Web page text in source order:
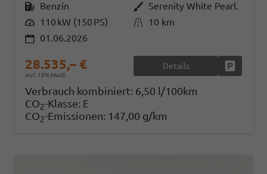
Kraftstoff Benzin AußenfarbeSerenity White Pearl.
Leistung 110 kW (150 PS) Kilometerstand 10 km
01.06.2026
28.535,– €
incl. 19% MwSt.
Details
Verbrauch kombiniert: 6,50 l/100km
CO2-Klasse: E
CO2-Emissionen: 147,00 g/km